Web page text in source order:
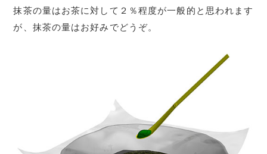
抹茶の量はお茶に対して２％程度が一般的と思われます
が、抹茶の量はお好みでどうぞ。